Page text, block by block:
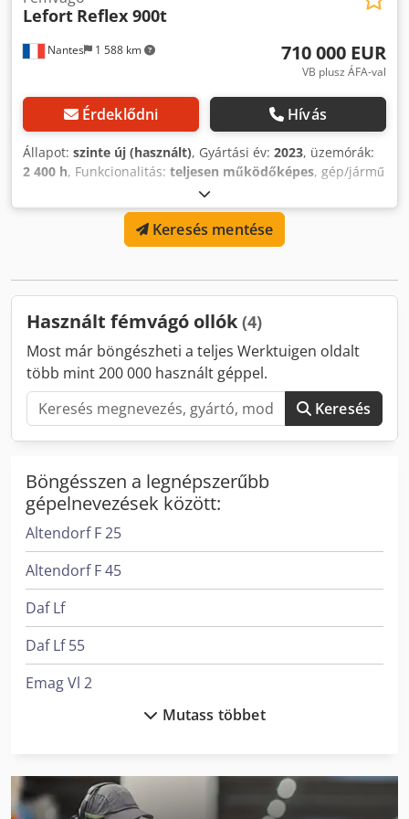
Nantes 1 588 km
Lefort Reflex 900t
710 000 EUR
VB plusz ÁFA-val
Érdeklődni Hívás
Állapot: szinte új (használt), Gyártási év: 2023, üzemórák:
2 400 h, Funkcionalitás: teljesen működőképes, gép/jármű
, teljesítmény:371,43 kW (505,00 LE)
tömeg:75 000 kg, vágóerő:900 t, Mobil dízel COPEX
REFLEX 900 tonnás ollós prés (2023-as évjárat).
Karbantartását a gyártó végezte. Teljesítmény: 10–22 t/h, a
Dwjdoxg Ekfepfx Ai Hoa
Keresés mentése
Használt fémvágó ollók (4)
Most már böngészheti a teljes Werktuigen oldalt
több mint 200 000 használt géppel.
Keresés
Böngésszen a legnépszerűbb
gépelnevezések között:
Altendorf F 25
Altendorf F 45
Daf Lf
Daf Lf 55
Emag Vl 2
Felder G 480
Mutass többet